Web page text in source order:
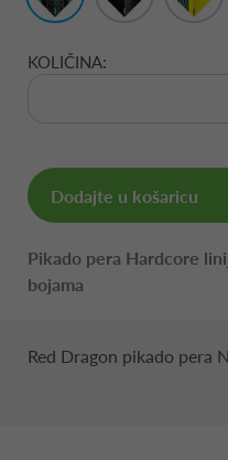
KOLIČINA:
Dodajte u košaricu
Pikado pera Hardcore
bojama
Red Dragon pikado pera